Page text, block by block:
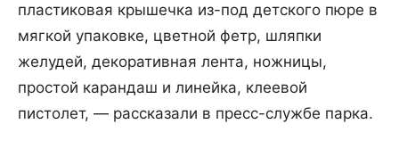
пластиковая крышечка из-под детского пюре в
мягкой упаковке, цветной фетр, шляпки
желудей, декоративная лента, ножницы,
простой карандаш и линейка, клеевой
пистолет, — рассказали в пресс-службе парка.